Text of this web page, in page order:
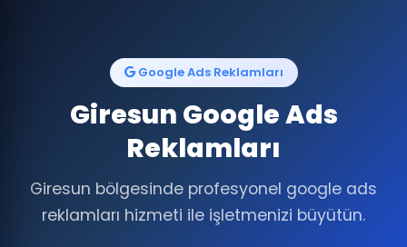
Google Ads Reklamları
Giresun Google Ads
Reklamları
Giresun bölgesinde profesyonel google ads
reklamları hizmeti ile işletmenizi büyütün.